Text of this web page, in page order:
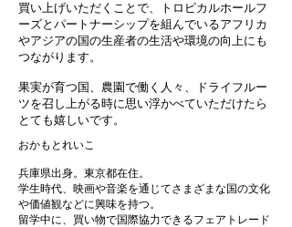
買い上げいただくことで、トロピカルホールフ
ーズとパートナーシップを組んでいるアフリカ
やアジアの国の生産者の生活や環境の向上にも
つながります。
果実が育つ国、農園で働く人々、ドライフルー
ツを召し上がる時に思い浮かべていただけたら
とても嬉しいです。
おかもとれいこ
兵庫県出身。東京都在住。
学生時代、映画や音楽を通じてさまざまな国の文化
や価値観などに興味を持つ。
留学中に、買い物で国際協力できるフェアトレード